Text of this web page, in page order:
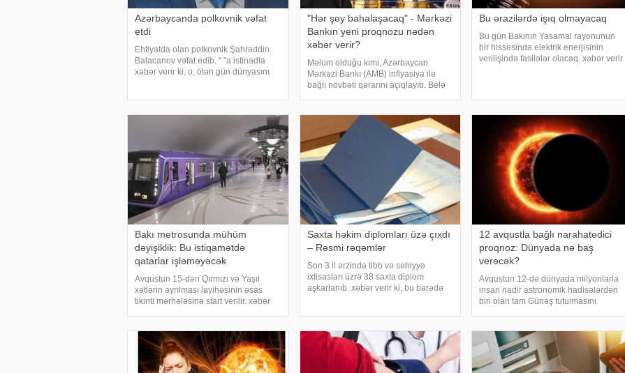
Azərbaycanda polkovnik vəfat
etdi
Ehtiyatda olan polkovnik Şahrəddin
Balacanov vəfat edib. " "a istinadla
xəbər verir ki, o, ötən gün dünyasını
"Hər şey bahalaşacaq" - Mərkəzi
Bankın yeni proqnozu nədən
xəbər verir?
Məlum olduğu kimi, Azərbaycan
Mərkəzi Bankı (AMB) inflyasiya ilə
bağlı növbəti qərarını açıqlayıb. Belə
inflyasiyanın 2026-cı ildə 6,1 faiz,
2027-ci ildə isə 5,8 fai
Bu ərazilərdə işıq olmayacaq
Bu gün Bakının Yasamal rayonunun
bir hissəsində elektrik enerjisinin
verilişində fasilələr olacaq. xəbər verir
Bakı metrosunda mühüm
dəyişiklik: Bu istiqamətdə
qatarlar işləməyəcək
Avqustun 15-dən Qırmızı və Yaşıl
xətlərin ayrılması layihəsinin əsas
tikinti mərhələsinə start verilir. xəbər
11 aylıq tikinti müddətind
Saxta həkim diplomları üzə çıxdı
– Rəsmi rəqəmlər
Son 3 il ərzində tibb və səhiyyə
ixtisasları üzrə 38 saxta diplom
aşkarlanıb. xəbər verir ki, bu barədə
Agentliyi
12 avqustla bağlı narahatedici
proqnoz: Dünyada nə baş
verəcək?
Avqustun 12-də dünyada milyonlarla
insan nadir astronomik hadisələrdən
biri olan tam Günəş tutulmasını
hər 18 aydan bir baş versə də, onların
tam fazas